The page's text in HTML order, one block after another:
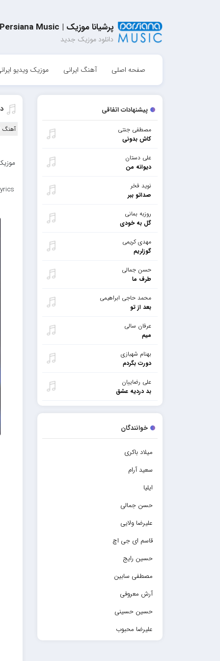
پرشیانا موزیک | Persiana Music
دانلود موزیک جدید
صفحه اصلی آهنگ ایرانی موزیک ویدیو
پیشنهادات اتفاقی
مصطفی جنتی
کاش بدونی
علی دستان
دیوانه من
نوید فخر
صداتو ببر
روزبه بمانی
گل به خودی
مهدی کریمی
گوزلریم
حسن جمالی
طرف ما
محمد حاجی ابراهیمی
بعد از تو
عرفان سالی
میم
بهنام شهبازی
دورت بگردم
علی رضاییان
بد دردیه عشق
خوانندگان
میلاد باکری
سعید آرام
ایلیا
حسن جمالی
علیرضا ولایی
قاسم ای جی اچ
حسین رایج
مصطفی سابین
آرش معروفی
حسین حسینی
علیرضا محبوب
آهنگ